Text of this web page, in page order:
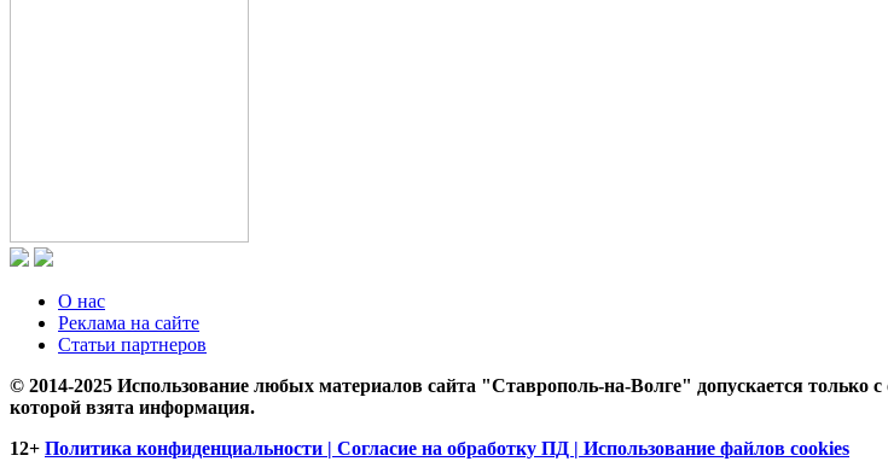
О нас
Реклама на сайте
Статьи партнеров
© 2014-2025 Использование любых материалов сайта "Ставрополь-на-Волге" допускается только
которой взята информация.
12+ Политика конфиденциальности | Согласие на обработку ПД | Использование файлов cookies